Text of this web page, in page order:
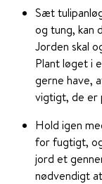
Sæt
og tung, kan
Jorden skal
Plant løget i
gerne have,
vigtigt, de er
Hold igen
for fugtigt,
jord et
nødvendigt